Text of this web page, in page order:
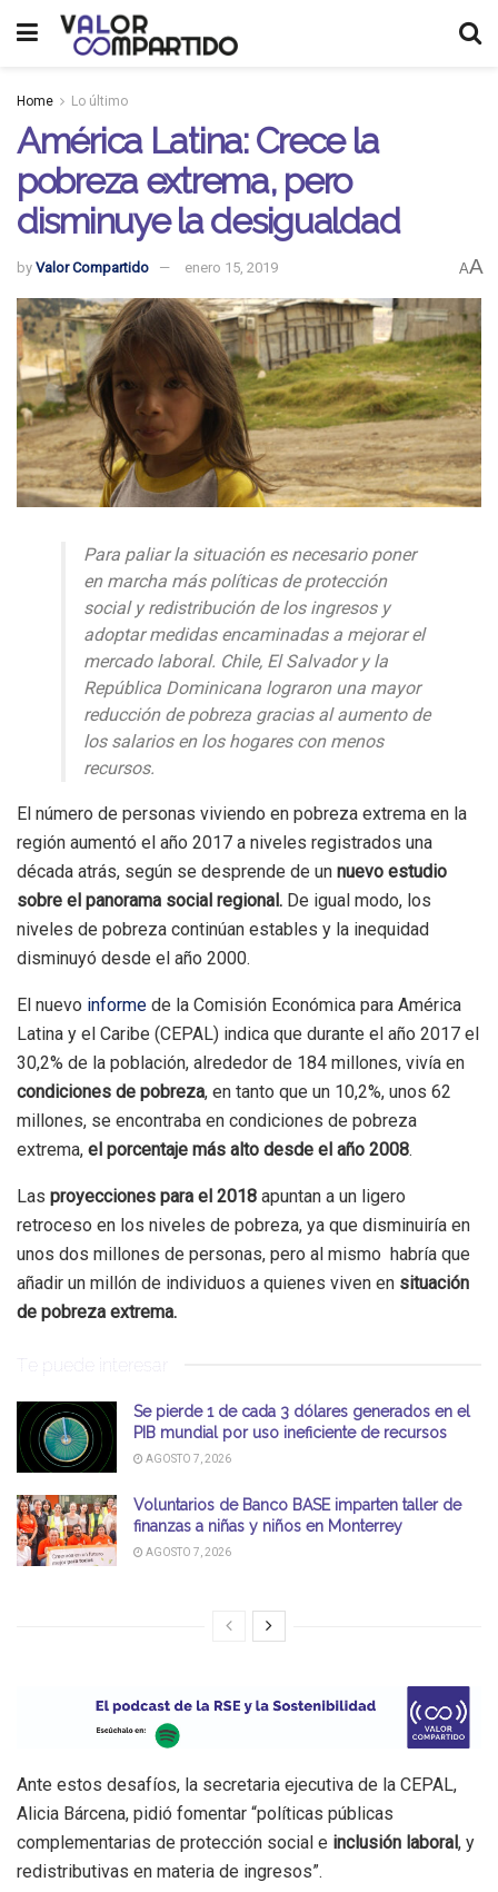
Home Lo último
América Latina: Crece la
pobreza extrema, pero
disminuye la desigualdad
by Valor Compartido enero 15, 2019 AA
Para paliar la situación es necesario poner
en marcha más políticas de protección
social y redistribución de los ingresos y
adoptar medidas encaminadas a mejorar el
mercado laboral. Chile, El Salvador y la
República Dominicana lograron una mayor
reducción de pobreza gracias al aumento de
los salarios en los hogares con menos
recursos.
El número de personas viviendo en pobreza extrema en la
región aumentó el año 2017 a niveles registrados una
década atrás, según se desprende de un nuevo estudio
sobre el panorama social regional. De igual modo, los
niveles de pobreza continúan estables y la inequidad
disminuyó desde el año 2000.
El nuevo informe de la Comisión Económica para América
Latina y el Caribe (CEPAL) indica que durante el año 2017 el
30,2% de la población, alrededor de 184 millones, vivía en
condiciones de pobreza, en tanto que un 10,2%, unos 62
millones, se encontraba en condiciones de pobreza
extrema, el porcentaje más alto desde el año 2008.
Las proyecciones para el 2018 apuntan a un ligero
retroceso en los niveles de pobreza, ya que disminuiría en
unos dos millones de personas, pero al mismo habría que
añadir un millón de individuos a quienes viven en situación
de pobreza extrema.
Te puede interesar
Se pierde 1 de cada 3 dólares generados en el
PIB mundial por uso ineficiente de recursos
AGOSTO 7, 2026
Voluntarios de Banco BASE imparten taller de
finanzas a niñas y niños en Monterrey
AGOSTO 7, 2026
Ante estos desafíos, la secretaria ejecutiva de la CEPAL,
Alicia Bárcena, pidió fomentar “políticas públicas
complementarias de protección social e inclusión laboral , y
redistributivas en materia de ingresos”.